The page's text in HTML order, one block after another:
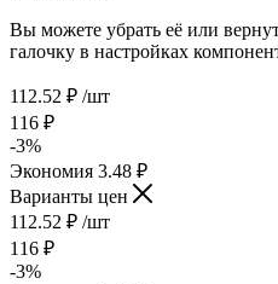
Вы можете убрать её или
галочку в настройках
112.52 ₽ /шт
116 ₽
-3%
Экономия 3.48 ₽
Варианты цен
112.52 ₽ /шт
116 ₽
-3%